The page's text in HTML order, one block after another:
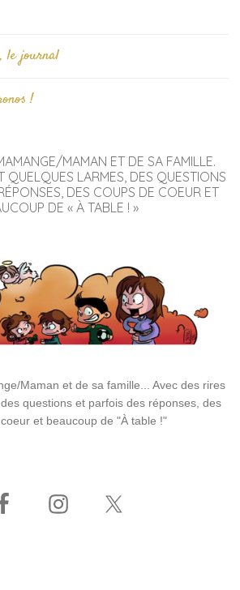
le journal
!
MAMAN ET DE SA FAMILLE.
QUELQUES LARMES, DES QUESTIONS
DES COUPS DE COEUR ET
DE « À TABLE ! »
Maman et de sa famille... Avec des rires
questions et parfois des réponses, des
et beaucoup de "À table !"